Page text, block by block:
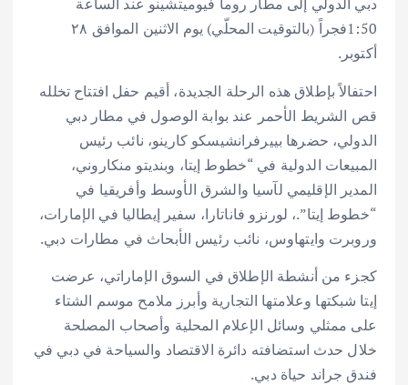
دبي الدولي إلى مطار روما فيوميتشينو عند الساعة
1:50فجراً (بالتوقيت المحلّي) يوم الاثنين الموافق ٢٨
أكتوبر.
احتفالاً بإطلاق هذه الرحلة الجديدة، أقيم حفل افتتاح تخلله
قص الشريط الأحمر عند بوابة الوصول في مطار دبي
الدولي، حضرها بييرفرانشيسكو كارينو، نائب رئيس
المبيعات الدولية في “خطوط إيتا، وبنديتو منكاروني،
المدير الإقليمي لآسيا والشرق الأوسط وأفريقيا في
“خطوط إيتا”.، لورنزو فاناتارا، سفير إيطاليا في الإمارات،
وروبرت وايتهاوس، نائب رئيس الأبحاث في مطارات دبي.
كجزء من أنشطة الإطلاق في السوق الإماراتي، عرضت
إيتا شبكتها وعلامتها التجارية وأبرز ملامح موسم الشتاء
على ممثلي وسائل الإعلام المحلية وأصحاب المصلحة
خلال حدث استضافته دائرة الاقتصاد والسياحة في دبي في
فندق جراند حياة دبي.